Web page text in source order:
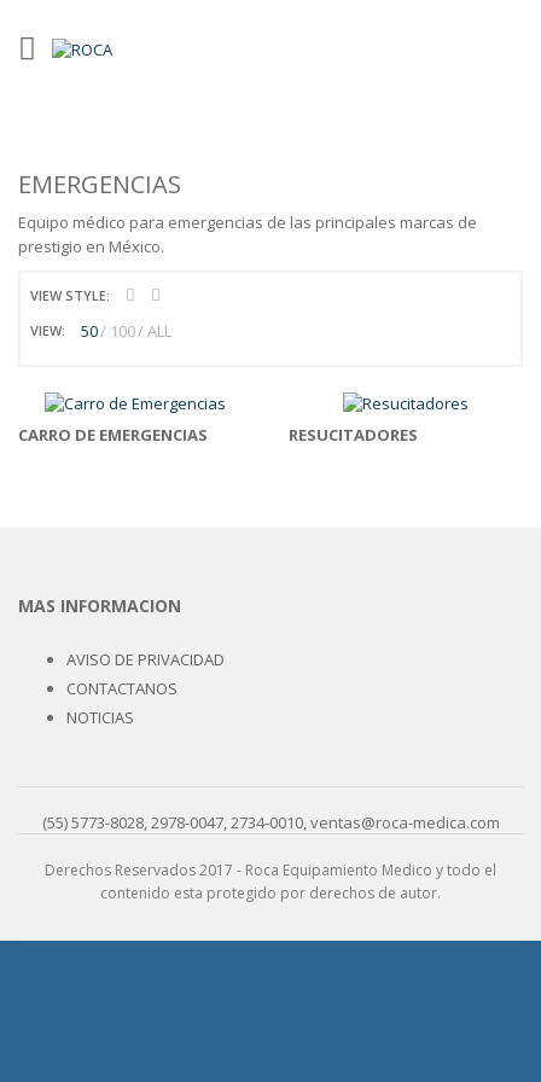
EMERGENCIAS
Equipo médico para emergencias de las principales marcas de
prestigio en México.
VIEW STYLE:
VIEW:
50 100 ALL
CARRO DE EMERGENCIAS RESUCITADORES
MAS INFORMACION
AVISO DE PRIVACIDAD
CONTACTANOS
NOTICIAS
(55) 5773-8028, 2978-0047, 2734-0010, ventas@roca-medica.com
Derechos Reservados 2017 - Roca Equipamiento Medico y todo el
contenido esta protegido por derechos de autor.